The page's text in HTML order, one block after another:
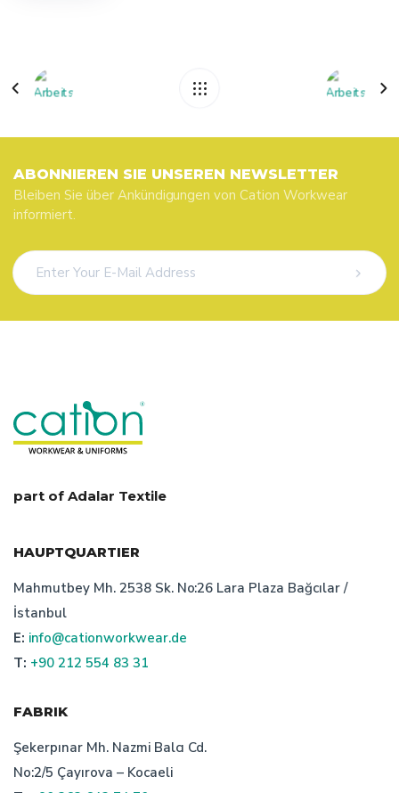
ABONNIEREN SIE UNSEREN NEWSLETTER
Bleiben Sie über Ankündigungen von Cation Workwear
informiert.
part of Adalar Textile
HAUPTQUARTIER
Mahmutbey Mh. 2538 Sk. No:26 Lara Plaza Bağcılar /
İstanbul
E: info@cationworkwear.de
T: +90 212 554 83 31
FABRIK
Şekerpınar Mh. Nazmi Balcı Cd.
No:2/5 Çayırova – Kocaeli